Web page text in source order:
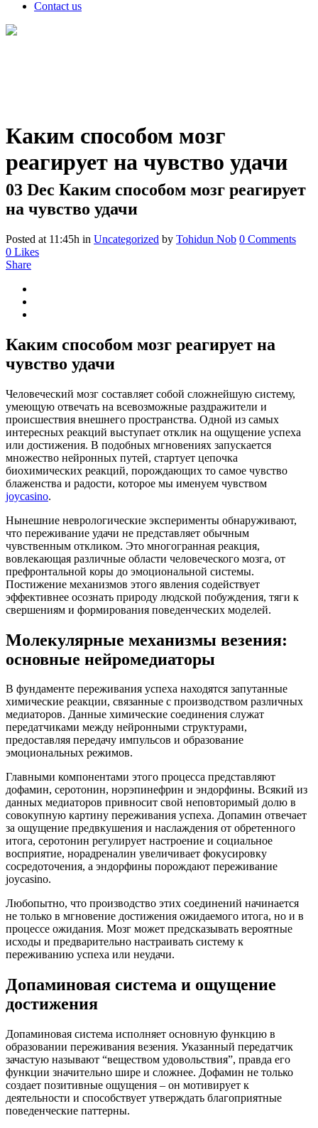
Contact us
Каким способом мозг
реагирует на чувство удачи
03 Dec Каким способом мозг реагирует
на чувство удачи
Posted at 11:45h in Uncategorized by Tohidun Nob 0 Comments
0 Likes
Share
Каким способом мозг реагирует на
чувство удачи
Человеческий мозг составляет собой сложнейшую систему,
умеющую отвечать на всевозможные раздражители и
происшествия внешнего пространства. Одной из самых
интересных реакций выступает отклик на ощущение успеха
или достижения. В подобных мгновениях запускается
множество нейронных путей, стартует цепочка
биохимических реакций, порождающих то самое чувство
блаженства и радости, которое мы именуем чувством
joycasino.
Нынешние неврологические эксперименты обнаруживают,
что переживание удачи не представляет обычным
чувственным откликом. Это многогранная реакция,
вовлекающая различные области человеческого мозга, от
префронтальной коры до эмоциональной системы.
Постижение механизмов этого явления содействует
эффективнее осознать природу людской побуждения, тяги к
свершениям и формирования поведенческих моделей.
Молекулярные механизмы везения:
основные нейромедиаторы
В фундаменте переживания успеха находятся запутанные
химические реакции, связанные с производством различных
медиаторов. Данные химические соединения служат
передатчиками между нейронными структурами,
предоставляя передачу импульсов и образование
эмоциональных режимов.
Главными компонентами этого процесса представляют
дофамин, серотонин, норэпинефрин и эндорфины. Всякий из
данных медиаторов привносит свой неповторимый долю в
совокупную картину переживания успеха. Допамин отвечает
за ощущение предвкушения и наслаждения от обретенного
итога, серотонин регулирует настроение и социальное
восприятие, норадреналин увеличивает фокусировку
сосредоточения, а эндорфины порождают переживание
joycasino.
Любопытно, что производство этих соединений начинается
не только в мгновение достижения ожидаемого итога, но и в
процессе ожидания. Мозг может предсказывать вероятные
исходы и предварительно настраивать систему к
переживанию успеха или неудачи.
Допаминовая система и ощущение
достижения
Допаминовая система исполняет основную функцию в
образовании переживания везения. Указанный передатчик
зачастую называют “веществом удовольствия”, правда его
функции значительно шире и сложнее. Дофамин не только
создает позитивные ощущения – он мотивирует к
деятельности и способствует утверждать благоприятные
поведенческие паттерны.